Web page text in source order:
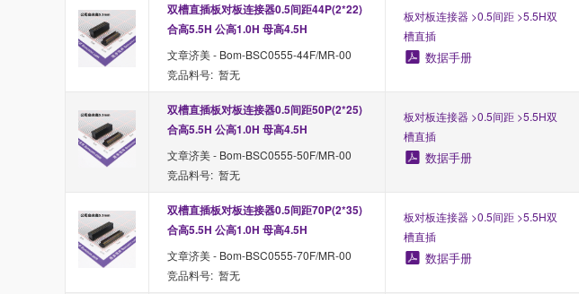
双槽直插板对板连接器0.5间距44P(2*22)
合高5.5H 公高1.0H 母高4.5H
文章济美 - Bom-BSC0555-44F/MR-00
竞品料号: 暂无
板对板连接器 >0.5间距 >5.5H双
槽直插
数据手册
双槽直插板对板连接器0.5间距50P(2*25)
合高5.5H 公高1.0H 母高4.5H
文章济美 - Bom-BSC0555-50F/MR-00
竞品料号: 暂无
板对板连接器 >0.5间距 >5.5H双
槽直插
数据手册
双槽直插板对板连接器0.5间距70P(2*35)
合高5.5H 公高1.0H 母高4.5H
文章济美 - Bom-BSC0555-70F/MR-00
竞品料号: 暂无
板对板连接器 >0.5间距 >5.5H双
槽直插
数据手册